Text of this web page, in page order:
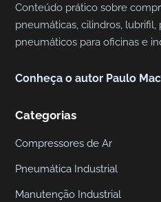
Conteúdo prático sobre
pneumáticas, cilindros,
pneumáticos para oficinas e
Conheça o autor Paulo
Categorias
Compressores de Ar
Pneumática Industrial
Manutenção Industrial